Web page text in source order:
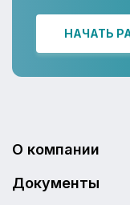
НАЧАТЬ
О компании
Документы